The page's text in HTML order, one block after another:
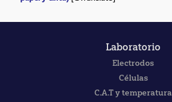
Laboratorio
Electrodos
Células
C.A.T y temperatura